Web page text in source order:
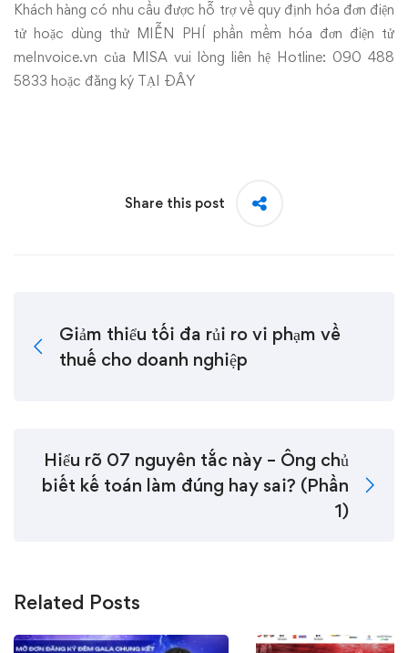
Khách hàng có nhu cầu được hỗ trợ về quy định hóa đơn điện
tử hoặc dùng thử MIỄN PHÍ phần mềm hóa đơn điện tử
meInvoice.vn của MISA vui lòng liên hệ Hotline: 090 488
5833 hoặc đăng ký TẠI ĐÂY
Share this post
Giảm thiểu tối đa rủi ro vi phạm về
thuế cho doanh nghiệp
Hiểu rõ 07 nguyên tắc này – Ông chủ
biết kế toán làm đúng hay sai? (Phần
1)
Related Posts